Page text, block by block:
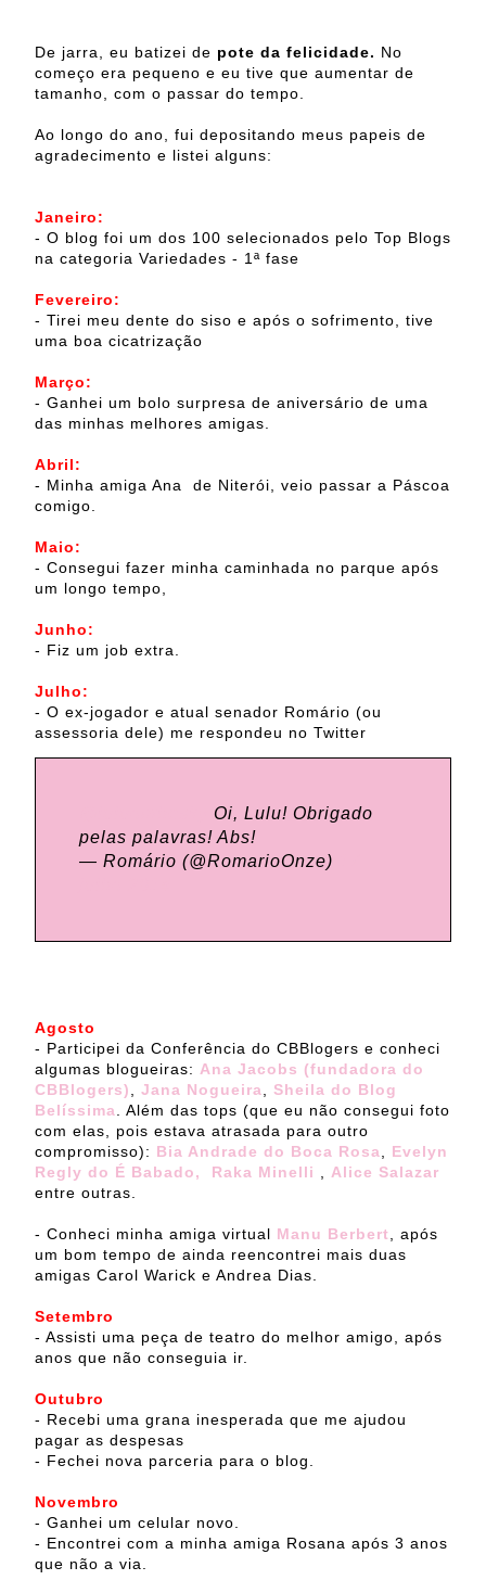
De jarra, eu batizei de pote da felicidade. No
começo era pequeno e eu tive que aumentar de
tamanho, com o passar do tempo.
Ao longo do ano, fui depositando meus papeis de
agradecimento e listei alguns:
Janeiro:
- O blog foi um dos 100 selecionados pelo Top Blogs
na categoria Variedades - 1ª fase
Fevereiro:
- Tirei meu dente do siso e após o sofrimento, tive
uma boa cicatrização
Março:
- Ganhei um bolo surpresa de aniversário de uma
das minhas melhores amigas.
Abril:
- Minha amiga Ana de Niterói, veio passar a Páscoa
comigo.
Maio:
- Consegui fazer minha caminhada no parque após
um longo tempo,
Junho:
- Fiz um job extra.
Julho:
- O ex-jogador e atual senador Romário (ou
assessoria dele) me respondeu no Twitter
Oi, Lulu! Obrigado
pelas palavras! Abs!
— Romário (@RomarioOnze)
Agosto
- Participei da Conferência do CBBlogers e conheci
algumas blogueiras: Ana Jacobs (fundadora do
CBBlogers), Jana Nogueira, Sheila do Blog
Belíssima. Além das tops (que eu não consegui foto
com elas, pois estava atrasada para outro
compromisso): Bia Andrade do Boca Rosa, Evelyn
Regly do É Babado,
Raka Minelli , Alice Salazar
entre outras.
- Conheci minha amiga virtual Manu Berbert, após
um bom tempo de ainda reencontrei mais duas
amigas Carol Warick e Andrea Dias.
Setembro
- Assisti uma peça de teatro do melhor amigo, após
anos que não conseguia ir.
Outubro
- Recebi uma grana inesperada que me ajudou
pagar as despesas
- Fechei nova parceria para o blog.
Novembro
- Ganhei um celular novo.
- Encontrei com a minha amiga Rosana após 3 anos
que não a via.